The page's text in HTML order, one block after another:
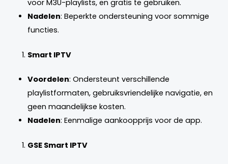
voor M3U-playlists, en gratis te gebruiken.
Nadelen: Beperkte ondersteuning voor sommige
functies.
Smart IPTV
Voordelen: Ondersteunt verschillende
playlistformaten, gebruiksvriendelijke navigatie, en
geen maandelijkse kosten.
Nadelen: Eenmalige aankoopprijs voor de app.
GSE Smart IPTV